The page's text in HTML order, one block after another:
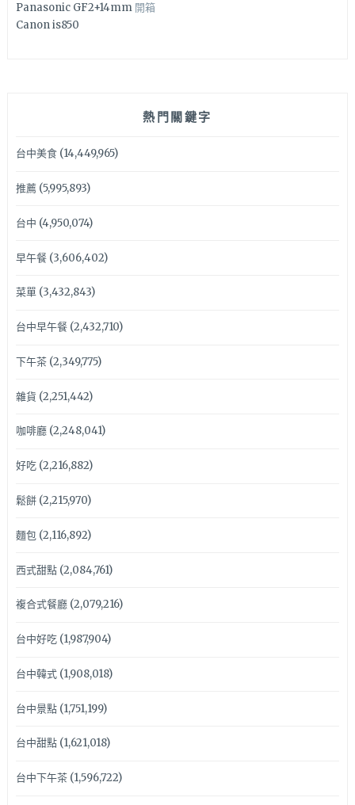
Panasonic GF2+14mm 開箱
Canon is850
熱門關鍵字
台中美食(14,449,965)
推薦(5,995,893)
台中 (4,950,074)
早午餐(3,606,402)
菜單(3,432,843)
台中早午餐(2,432,710)
下午茶(2,349,775)
雜貨 (2,251,442)
咖啡廳(2,248,041)
好吃(2,216,882)
鬆餅(2,215,970)
麵包(2,116,892)
西式甜點(2,084,761)
複合式餐廳(2,079,216)
台中好吃(1,987,904)
台中韓式(1,908,018)
台中景點(1,751,199)
台中甜點(1,621,018)
台中下午茶(1,596,722)